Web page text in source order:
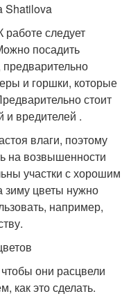
Shatilova
работе следует
посадить
предварительно
и горшки, которые
стоит
и вредителей .
влаги, поэтому
на возвышенности
участки с хорошим
зиму цветы нужно
например,
они расцвели
как это сделать.